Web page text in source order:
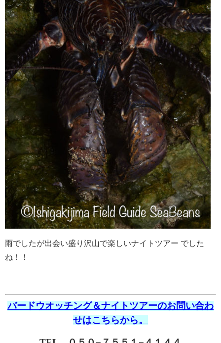
雨でしたが出会い盛り沢山で楽しいナイトツアー でした
ね！！
バードウオッチング＆ナイトツアーのお問い合わ
せはこちらから。